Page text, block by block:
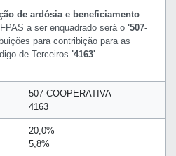
de ardósia e beneficiamento
a ser enquadrado será o '507-
para contribição para as
de Terceiros '4163'.
507-COOPERATIVA
4163
20,0%
5,8%